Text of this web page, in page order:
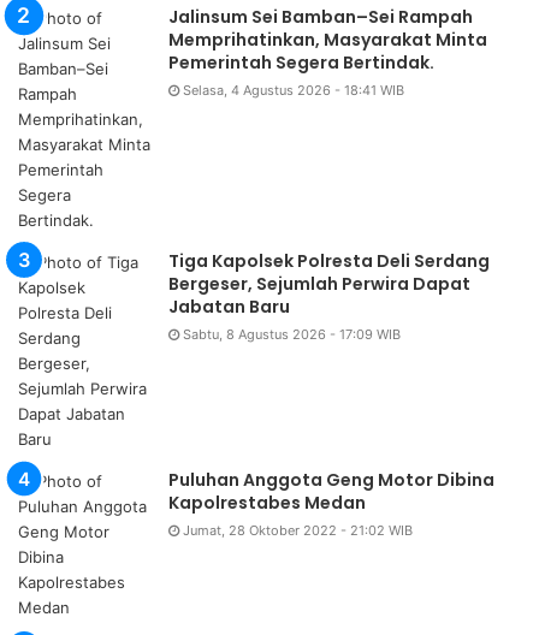
Jalinsum Sei Bamban–Sei Rampah
Memprihatinkan, Masyarakat Minta
Pemerintah Segera Bertindak.
Selasa, 4 Agustus 2026 - 18:41 WIB
Tiga Kapolsek Polresta Deli Serdang
Bergeser, Sejumlah Perwira Dapat
Jabatan Baru
Sabtu, 8 Agustus 2026 - 17:09 WIB
Puluhan Anggota Geng Motor Dibina
Kapolrestabes Medan
Jumat, 28 Oktober 2022 - 21:02 WIB